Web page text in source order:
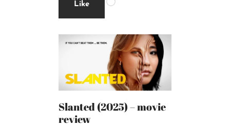
Like
Slanted (2025) – movie
review